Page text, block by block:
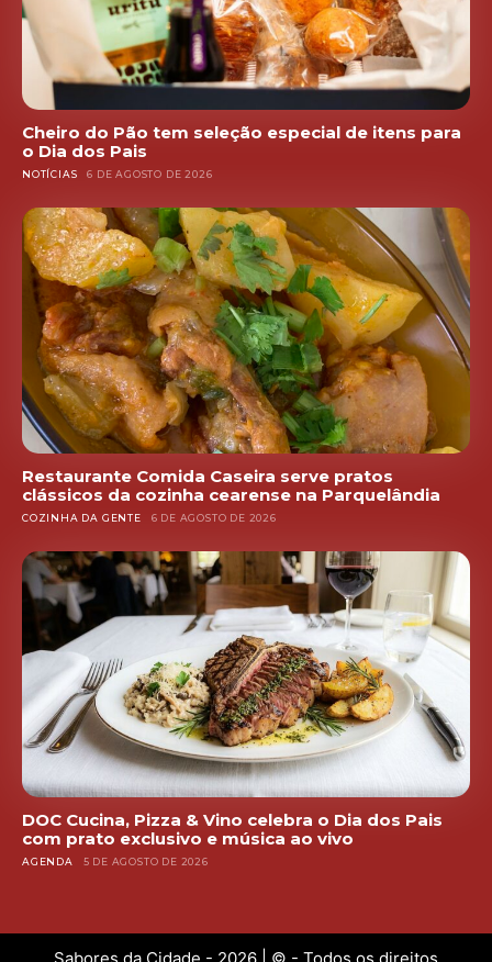
Cheiro do Pão tem seleção especial de itens para
o Dia dos Pais
NOTÍCIAS 6 DE AGOSTO DE 2026
Restaurante Comida Caseira serve pratos
clássicos da cozinha cearense na Parquelândia
COZINHA DA GENTE 6 DE AGOSTO DE 2026
DOC Cucina, Pizza & Vino celebra o Dia dos Pais
com prato exclusivo e música ao vivo
AGENDA 5 DE AGOSTO DE 2026